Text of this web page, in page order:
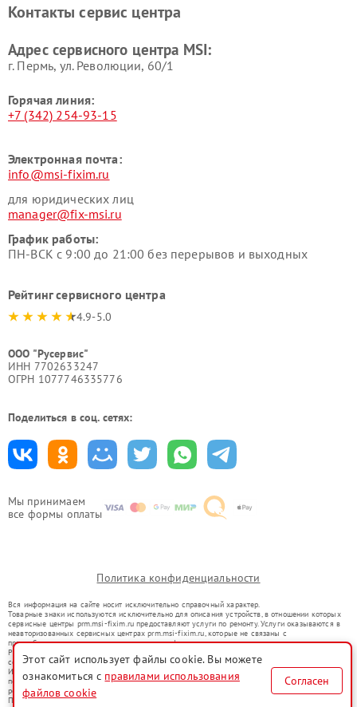
Мы принимаем
все формы оплаты
Контакты сервис центра
Адрес сервисного центра MSI:
г. Пермь, ул. ​Революции, 60/1
Горячая линия:
+7 (342) 254-93-15
Электронная почта:
info@msi-fixim.ru
для юридических лиц
manager@fix-msi.ru
График работы:
ПН-ВСК с 9:00 до 21:00 без перерывов и выходных
Рейтинг сервисного центра
4.9-5.0
ООО "Русервис"
ИНН 7702633247
ОГРН 1077746335776
Поделиться в соц. сетях:
Политика конфиденциальности
Вся информация на сайте носит исключительно справочный характер.
Товарные знаки используются исключительно для описания устройств, в отношении которых
сервисные центры prm.msi-fixim.ru предоставляют услуги по ремонту. Услуги оказываются в
неавторизованных сервисных центрах prm.msi-fixim.ru, которые не связаны с
правообладателями товарных знаков или их официальными представителями.
Ремонт осуществляется для устройств, уже введенных в гражданский оборот в соответствии
со статьей 1487 ГК РФ.
Использование товарных знаков не преследует цели индивидуализации услуг или введения
потребителей в заблуждение, а служит для информирования о предоставляемых услугах по
ремонту техники указанных брендов.
Представленная на сайте информация не является публичной офертой, определяемой
Этот сайт использует файлы cookie. Вы можете
ознакомиться с правилами использования
файлов cookie
Согласен